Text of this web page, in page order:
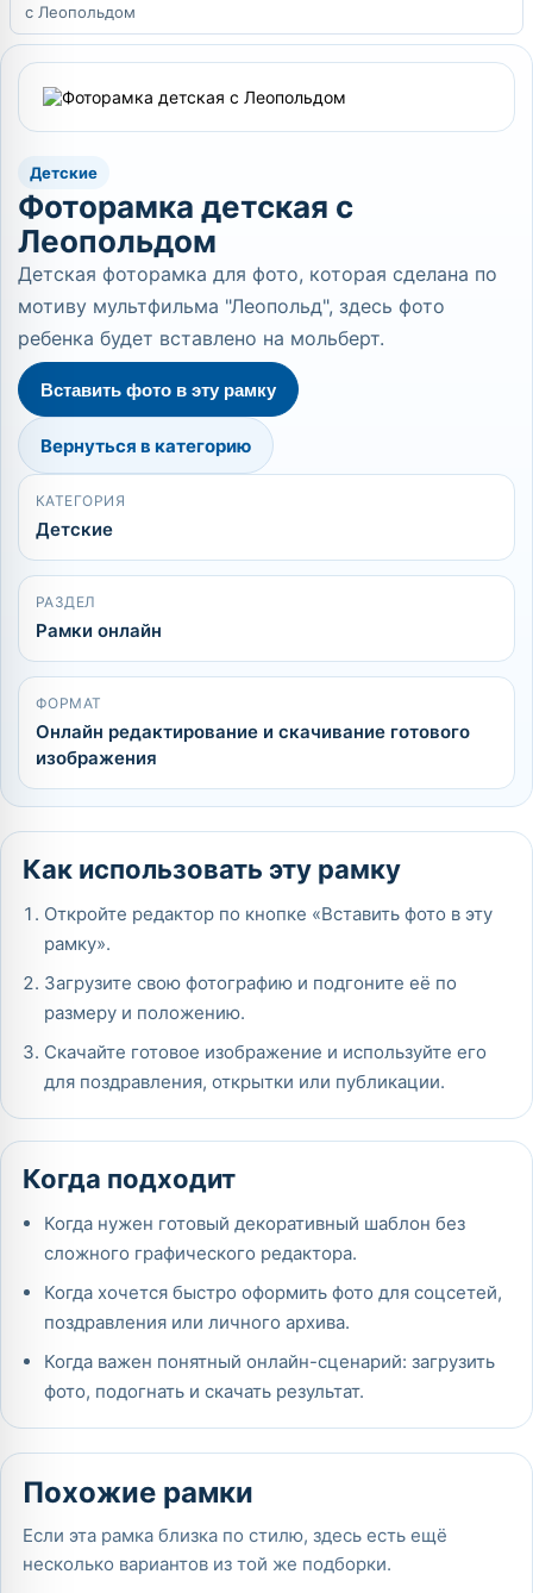
с Леопольдом
Детские
Фоторамка детская с
Леопольдом
Детская фоторамка для фото, которая сделана по
мотиву мультфильма "Леопольд", здесь фото
ребенка будет вставлено на мольберт.
Вставить фото в эту рамку
Вернуться в категорию
КАТЕГОРИЯ
Детские
РАЗДЕЛ
Рамки онлайн
ФОРМАТ
Онлайн редактирование и скачивание готового
изображения
Как использовать эту рамку
Откройте редактор по кнопке «Вставить фото в эту
рамку».
Загрузите свою фотографию и подгоните её по
размеру и положению.
Скачайте готовое изображение и используйте его
для поздравления, открытки или публикации.
Когда подходит
Когда нужен готовый декоративный шаблон без
сложного графического редактора.
Когда хочется быстро оформить фото для соцсетей,
поздравления или личного архива.
Когда важен понятный онлайн-сценарий: загрузить
фото, подогнать и скачать результат.
Похожие рамки
Если эта рамка близка по стилю, здесь есть ещё
несколько вариантов из той же подборки.